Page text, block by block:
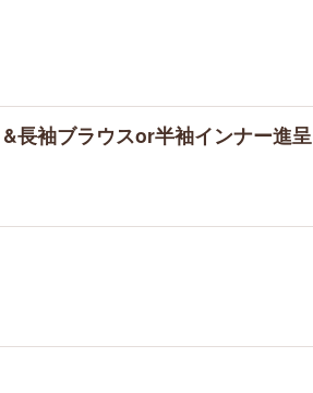
長袖ブラウスor半袖インナー進呈